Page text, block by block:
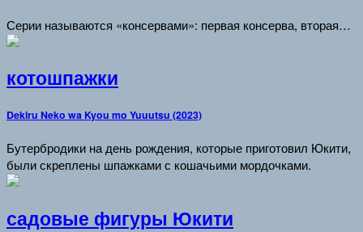
Серии называются «консервами»: первая консерва, вторая…
котошпажки
Dekiru Neko wa Kyou mo Yuuutsu (2023)
Бутербродики на день рождения, которые приготовил Юкити,
были скреплены шпажками с кошачьими мордочками.
садовые фигуры Юкити